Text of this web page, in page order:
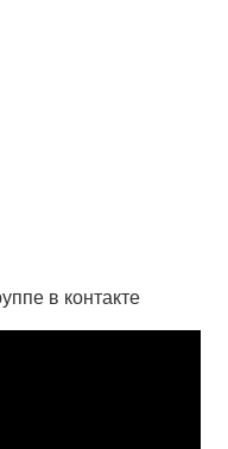
в контакте